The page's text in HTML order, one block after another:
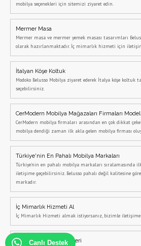
Canlı Destek
mobilya seçenekleri için sitemizi ziyaret edin.
Mermer Masa
Mermer masa ve mermer yemek masası tasarımları
olarak hazırlanmaktadır. İç mimarlık hizmeti için
İtalyan Köşe Koltuk
Modoko Belusso Mobilya ziyaret ederek İtalya köşe
seçebilirsiniz.
CerModern Mobilya Mağazaları Firmaları
CerModern mobilya firmaları arasından en çok dikkat
mobilya dendiği zaman ilk akla gelen mobilya firması
Türkiye'nin En Pahalı Mobilya Markaları
Türkiye'nin en pahalı mobilya markaları sıralamasında
iletişime geçebilirsiniz. Belusso pahalı değil kalitesine
markadır.
İç Mimarlık Hizmeti Al
İç Mimarlık Hizmeti almak istiyorsanız, bizimle
İtalyan Mobilya Modelleri